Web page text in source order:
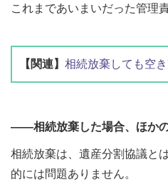
これまであいまいだった管理
【関連】 相続放棄しても空
――相続放棄した場合、ほかの
相続放棄は、遺産分割協議と
的には問題ありません。